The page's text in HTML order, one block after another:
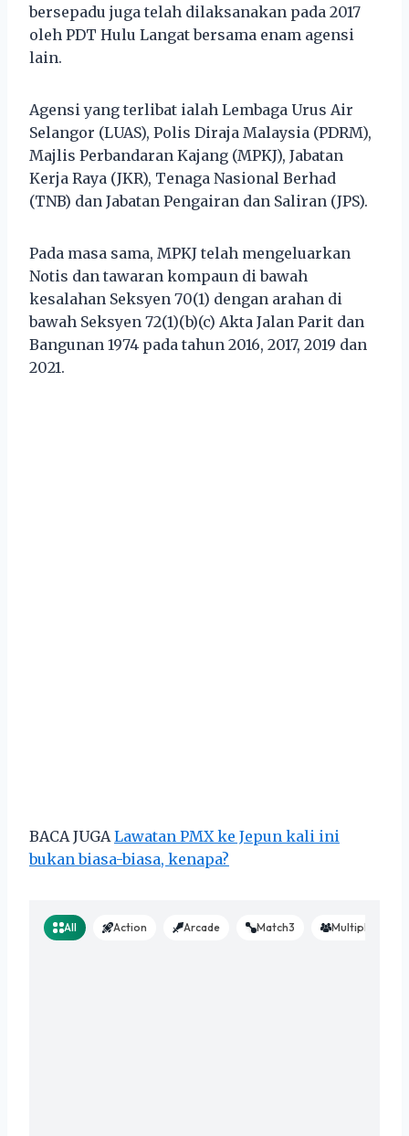
bersepadu juga telah dilaksanakan pada 2017
oleh PDT Hulu Langat bersama enam agensi
lain.
Agensi yang terlibat ialah Lembaga Urus Air
Selangor (LUAS), Polis Diraja Malaysia (PDRM),
Majlis Perbandaran Kajang (MPKJ), Jabatan
Kerja Raya (JKR), Tenaga Nasional Berhad
(TNB) dan Jabatan Pengairan dan Saliran (JPS).
Pada masa sama, MPKJ telah mengeluarkan
Notis dan tawaran kompaun di bawah
kesalahan Seksyen 70(1) dengan arahan di
bawah Seksyen 72(1)(b)(c) Akta Jalan Parit dan
Bangunan 1974 pada tahun 2016, 2017, 2019 dan
2021.
BACA JUGA Lawatan PMX ke Jepun kali ini
bukan biasa-biasa, kenapa?